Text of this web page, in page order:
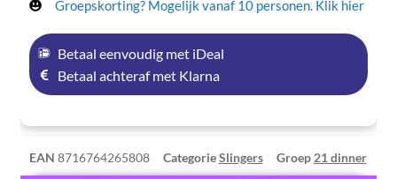
Groepskorting? Mogelijk vanaf 10 personen. Klik hier
Betaal eenvoudig met iDeal
Betaal achteraf met Klarna
EAN 8716764265808 CategorieSlingers Groep 21 dinner